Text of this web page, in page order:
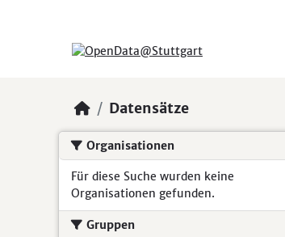
Datensätze
Organisationen
Für diese Suche wurden keine
Organisationen gefunden.
Gruppen